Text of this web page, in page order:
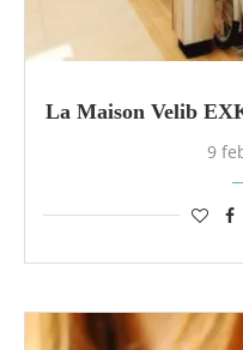
La Maison Velib
9